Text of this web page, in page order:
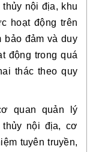
nội địa, khu
hoạt động trên
bảo đảm và duy
động trong quá
thác theo quy
quan quản lý
thủy nội địa, cơ
tuyên truyền,